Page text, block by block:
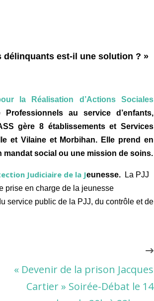
délinquants est-il une solution ? »
la Réalisation d’Actions Sociales
Professionnels au service d’enfants,
gère 8 établissements et Services
et Vilaine et Morbihan. Elle prend en
mandat social ou une mission de soins.
Judiciaire de la Jeunesse.
La PJJ
prise en charge de la jeunesse
service public de la PJJ, du contrôle et de
« Devenir de la prison Jacques
Cartier » Soirée-Débat le 14